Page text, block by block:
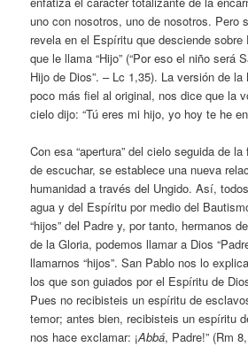
uno con nosotros, uno de nosotros. Pero
revela en el Espíritu que desciende
que le llama “Hijo” (“Por eso el niño será
Hijo de Dios”. – Lc 1,35). La versión de
poco más fiel al original, nos dice que la
cielo dijo: “Tú eres mi hijo, yo hoy te he
Con esa “apertura” del cielo seguida de
de escuchar, se establece una nueva
humanidad a través del Ungido. Así,
agua y del Espíritu por medio del
“hijos” del Padre y, por tanto, hermanos
de la Gloria, podemos llamar a Dios
llamarnos “hijos”. San Pablo nos lo
los que son guiados por el Espíritu de
Pues no recibisteis un espíritu de
temor; antes bien, recibisteis un espíritu
nos hace exclamar: ¡Abbá, Padre!” (Rm